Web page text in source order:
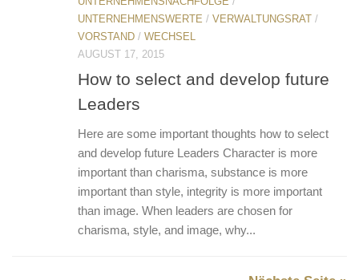
UNTERNEHMENSWERTE / VERWALTUNGSRAT /
VORSTAND / WECHSEL
AUGUST 17, 2015
How to select and develop future
Leaders
Here are some important thoughts how to select
and develop future Leaders Character is more
important than charisma, substance is more
important than style, integrity is more important
than image. When leaders are chosen for
charisma, style, and image, why...